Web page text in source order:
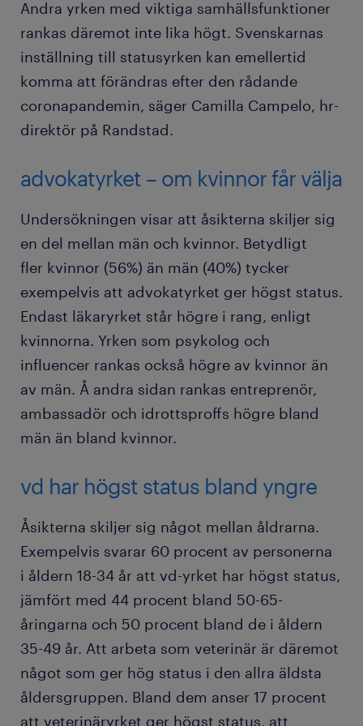
Andra yrken med viktiga samhällsfunktioner
rankas däremot inte lika högt. Svenskarnas
inställning till statusyrken kan emellertid
komma att förändras efter den rådande
coronapandemin, säger Camilla Campelo, hr-
direktör på Randstad.
advokatyrket – om kvinnor får välja
Undersökningen visar att åsikterna skiljer sig
en del mellan män och kvinnor. Betydligt
fler kvinnor (56%) än män (40%) tycker
exempelvis att advokatyrket ger högst status.
Endast läkaryrket står högre i rang, enligt
kvinnorna. Yrken som psykolog och
influencer rankas också högre av kvinnor än
av män. Å andra sidan rankas entreprenör,
ambassadör och idrottsproffs högre bland
män än bland kvinnor.
vd har högst status bland yngre
Åsikterna skiljer sig något mellan åldrarna.
Exempelvis svarar 60 procent av personerna
i åldern 18-34 år att vd-yrket har högst status,
jämfört med 44 procent bland 50-65-
åringarna och 50 procent bland de i åldern
35-49 år. Att arbeta som veterinär är däremot
något som ger hög status i den allra äldsta
åldersgruppen. Bland dem anser 17 procent
att veterinäryrket ger högst status, att